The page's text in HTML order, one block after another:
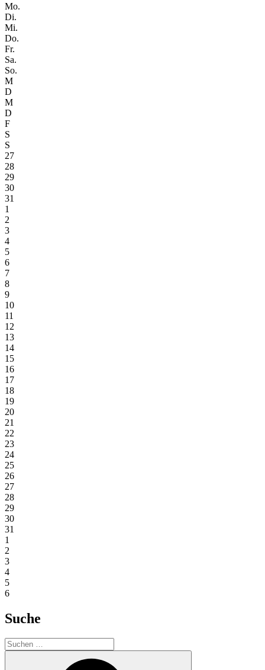
Mo.
Di.
Mi.
Do.
Fr.
Sa.
So.
M
D
M
D
F
S
S
27
28
29
30
31
1
2
3
4
5
6
7
8
9
10
11
12
13
14
15
16
17
18
19
20
21
22
23
24
25
26
27
28
29
30
31
1
2
3
4
5
6
Suche
Suchen
nach: